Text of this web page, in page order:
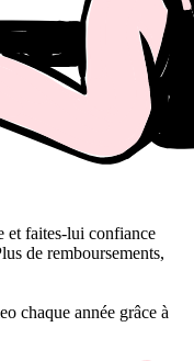
et faites-lui confiance
de remboursements,
chaque année grâce à